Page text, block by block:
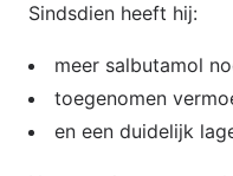
Sindsdien heeft hij:
meer salbutamol
toegenomen
en een duidelijk